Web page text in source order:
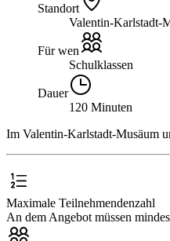
Standort
Valentin-Karlstadt-
Für wen
Schulklassen
Dauer
120 Minuten
Im Valentin-Karlstadt-Musäum
Maximale Teilnehmendenzahl
An dem Angebot müssen